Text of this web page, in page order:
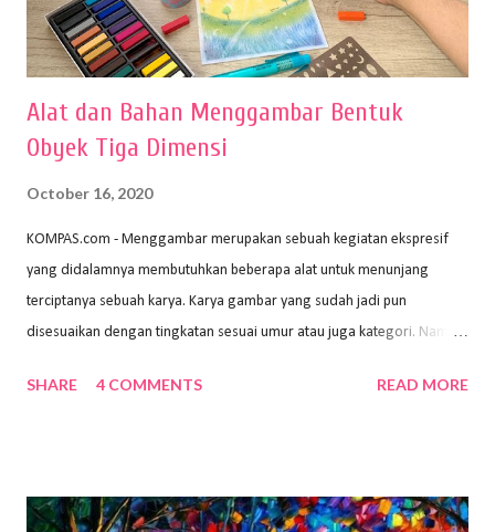
Alat dan Bahan Menggambar Bentuk
Obyek Tiga Dimensi
October 16, 2020
KOMPAS.com - Menggambar merupakan sebuah kegiatan ekspresif
yang didalamnya membutuhkan beberapa alat untuk menunjang
terciptanya sebuah karya. Karya gambar yang sudah jadi pun
disesuaikan dengan tingkatan sesuai umur atau juga kategori. Namun,
sehingga hasilnya bisa dilihat. Peran alat dan bahan sangat
memiliki spesifikasi berbeda sesuai jenisnya. Berikut peralatan
SHARE 4 COMMENTS READ MORE